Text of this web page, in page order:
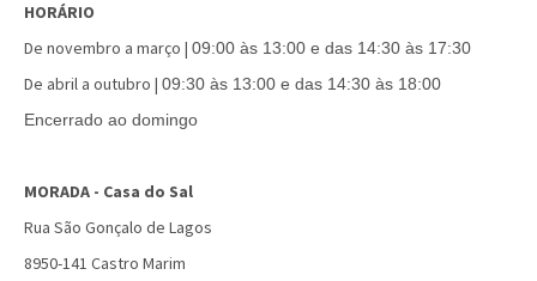
HORÁRIO
De novembro a março | 09:00 às 13:00 e das 14:30 às 17:30
De abril a outubro | 09:30 às 13:00 e das 14:30 às 18:00
Encerrado ao domingo
MORADA - Casa do Sal
Rua São Gonçalo de Lagos
8950-141 Castro Marim